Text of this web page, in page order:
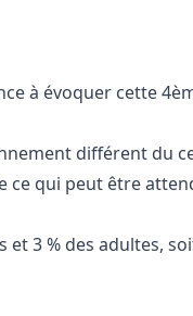
à évoquer cette
différent du
ce qui peut être
et 3 % des adultes,